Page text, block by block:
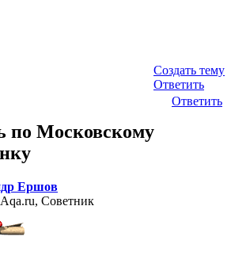
Создать тему
Ответить
Ответить
по Московскому
Ершов
Советник